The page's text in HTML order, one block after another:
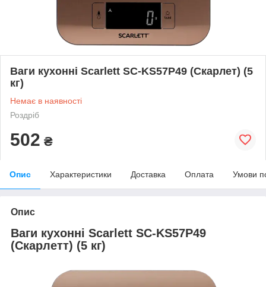
Ваги кухонні Scarlett SC-KS57P49 (Скарлет) (5
кг)
Немає в наявності
Роздріб
502 ₴
Опис Характеристики Доставка Оплата Умови
Опис
Ваги кухонні Scarlett SC-KS57P49
(Скарлетт) (5 кг)